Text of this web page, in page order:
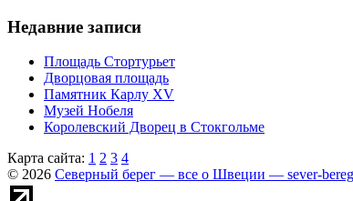
Недавние записи
Площадь Стортурьет
Дворцовая площадь
Памятник Карлу XV
Музей Нобеля
Королевский Дворец в Стокгольме
Карта сайта: 1 2 3 4
© 2026 Северный берег — все о Швеции — sever-